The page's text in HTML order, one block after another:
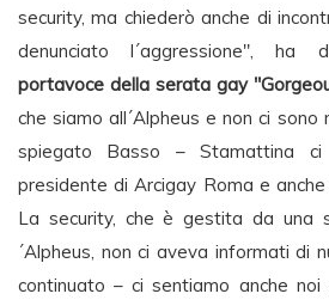
security, ma chiederò anche di
denunciato l´aggressione", ha
portavoce della serata gay
che siamo all´Alpheus e non ci
spiegato Basso – Stamattina
presidente di Arcigay Roma e
La security, che è gestita da una
´Alpheus, non ci aveva informati di
continuato – ci sentiamo anche noi